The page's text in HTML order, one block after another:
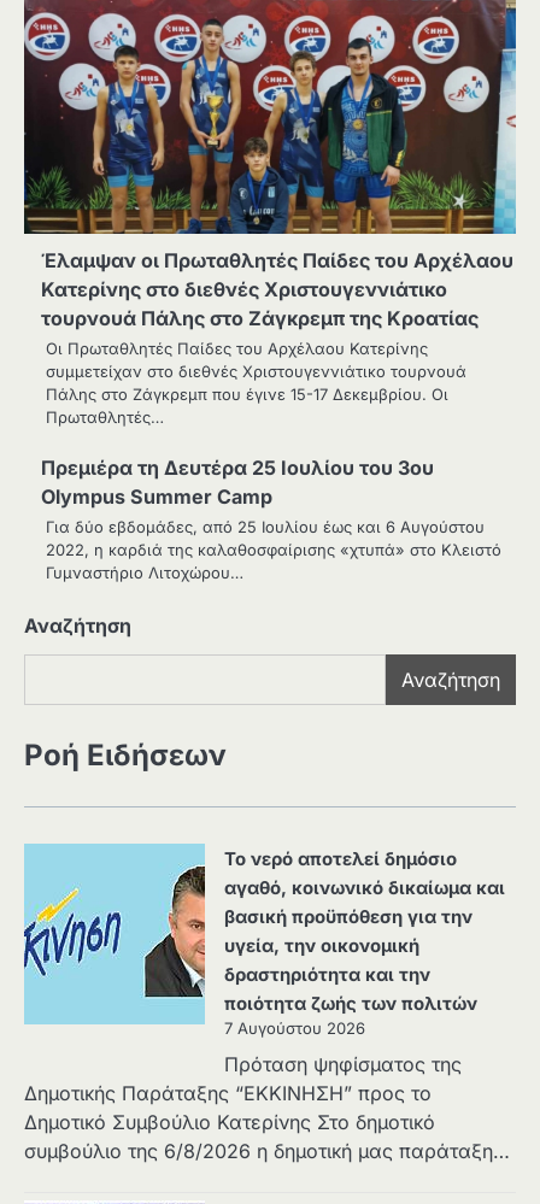
Έλαμψαν οι Πρωταθλητές Παίδες του Αρχέλαου
Κατερίνης στο διεθνές Χριστουγεννιάτικο
τουρνουά Πάλης στο Ζάγκρεμπ της Κροατίας
Οι Πρωταθλητές Παίδες του Αρχέλαου Κατερίνης
συμμετείχαν στο διεθνές Χριστουγεννιάτικο τουρνουά
Πάλης στο Ζάγκρεμπ που έγινε 15-17 Δεκεμβρίου. Οι
Πρωταθλητές…
Πρεμιέρα τη Δευτέρα 25 Ιουλίου του 3ου
Olympus Summer Camp
Για δύο εβδομάδες, από 25 Ιουλίου έως και 6 Αυγούστου
2022, η καρδιά της καλαθοσφαίρισης «χτυπά» στο Κλειστό
Γυμναστήριο Λιτοχώρου…
Αναζήτηση
Αναζήτηση
Ροή Ειδήσεων
Το νερό αποτελεί δημόσιο
αγαθό, κοινωνικό δικαίωμα και
βασική προϋπόθεση για την
υγεία, την οικονομική
δραστηριότητα και την
ποιότητα ζωής των πολιτών
7 Αυγούστου 2026
Πρόταση ψηφίσματος της
Δημοτικής Παράταξης “ΕΚΚΙΝΗΣΗ” προς το
Δημοτικό Συμβούλιο Κατερίνης Στο δημοτικό
συμβούλιο της 6/8/2026 η δημοτική μας παράταξη…